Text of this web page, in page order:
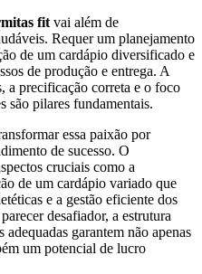
fit vai além de
Requer um planejamento
de um cardápio diversificado e
de produção e entrega. A
a precificação correta e o foco
são pilares fundamentais.
essa paixão por
de sucesso. O
cruciais como a
de um cardápio variado que
e a gestão eficiente dos
desafiador, a estrutura
adequadas garantem não apenas
um potencial de lucro